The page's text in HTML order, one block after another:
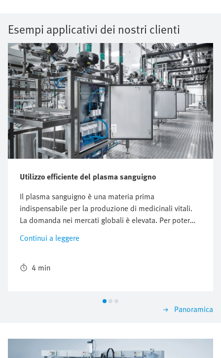
Esempi applicativi dei nostri clienti
Utilizzo efficiente del plasma sanguigno
Il plasma sanguigno è una materia prima
indispensabile per la produzione di medicinali vitali.
La domanda nei mercati globali è elevata. Per poter
utilizzare la preziosa merce con maggiore efficienza,
Biotest AG ha sviluppato un nuovo sistema di
da un litro di plasma sarà possibile ottenere cinque
Continui a leggere
4 min
Panoramica